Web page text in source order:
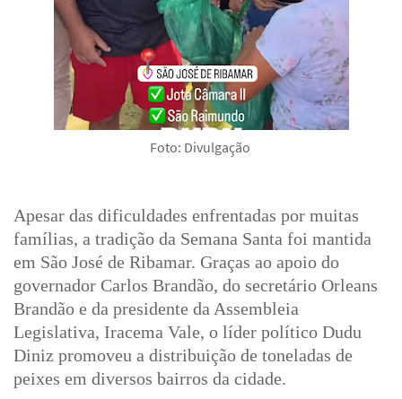
Foto: Divulgação
Apesar das dificuldades enfrentadas por muitas
famílias, a tradição da Semana Santa foi mantida
em São José de Ribamar. Graças ao apoio do
governador Carlos Brandão, do secretário Orleans
Brandão e da presidente da Assembleia
Legislativa, Iracema Vale, o líder político Dudu
Diniz promoveu a distribuição de toneladas de
peixes em diversos bairros da cidade.